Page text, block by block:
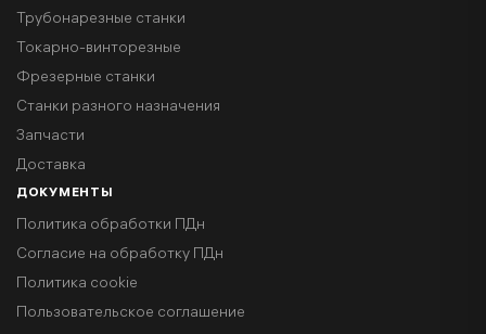
Трубонарезные станки
Токарно-винторезные
Фрезерные станки
Станки разного назначения
Запчасти
Доставка
ДОКУМЕНТЫ
Политика обработки ПДн
Согласие на обработку ПДн
Политика cookie
Пользовательское соглашение